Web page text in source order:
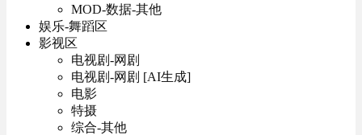
MOD-数据-其他
娱乐-舞蹈区
影视区
电视剧-网剧
电视剧-网剧 [AI生成]
电影
特摄
综合-其他